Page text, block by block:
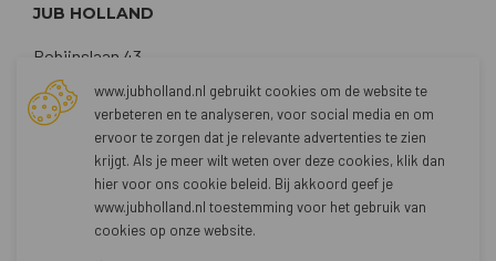
JUB HOLLAND
Robijnslaan 43
2211 TG Noordwijkerhout
+31 (0)252 373762
sales@jubholland.nl
CONTACT
www.jubholland.nl gebruikt cookies om de website te
verbeteren en te analyseren, voor social media en om
ervoor te zorgen dat je relevante advertenties te zien
krijgt. Als je meer wilt weten over deze cookies, klik dan
hier voor ons cookie beleid. Bij akkoord geef je
www.jubholland.nl toestemming voor het gebruik van
cookies op onze website.